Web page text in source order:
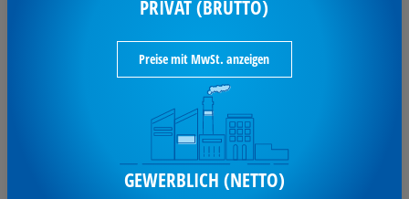
Heinrich Wietholt GmbH
46342 Velen
Oder über unserKontaktformular
T: 02863 925-0
F: 02863 925-101
PRIVAT (BRUTTO)
Preise mit MwSt. anzeigen
GEWERBLICH (NETTO)